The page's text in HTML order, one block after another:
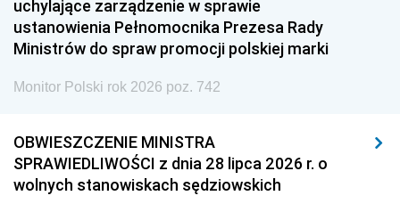
uchylające zarządzenie w sprawie
ustanowienia Pełnomocnika Prezesa Rady
Ministrów do spraw promocji polskiej marki
Monitor Polski rok 2026 poz. 742
OBWIESZCZENIE MINISTRA
SPRAWIEDLIWOŚCI z dnia 28 lipca 2026 r. o
wolnych stanowiskach sędziowskich